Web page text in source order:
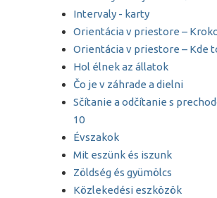
Intervaly - karty
Orientácia v priestore –
Orientácia v priestore – Kde
Hol élnek az állatok
Čo je v záhrade a dielni
Sčítanie a odčítanie s
10
Évszakok
Mit eszünk és iszunk
Zöldség és gyümölcs
Közlekedési eszközök